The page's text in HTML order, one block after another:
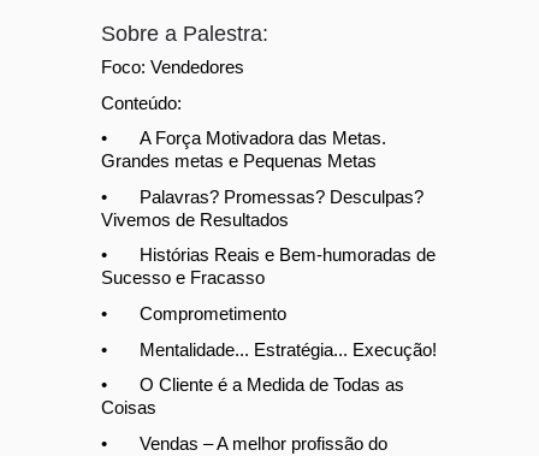
Sobre a Palestra:
Foco: Vendedores
Conteúdo:
•
A Força Motivadora das Metas.
Grandes metas e Pequenas Metas
•
Palavras? Promessas? Desculpas?
Vivemos de Resultados
•
Histórias Reais e Bem-humoradas de
Sucesso e Fracasso
•
Comprometimento
•
Mentalidade... Estratégia... Execução!
•
O Cliente é a Medida de Todas as
Coisas
•
Vendas – A melhor profissão do